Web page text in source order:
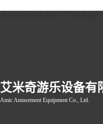
艾米奇游乐设备有
Amic Amusement Equipment Co., Ltd.